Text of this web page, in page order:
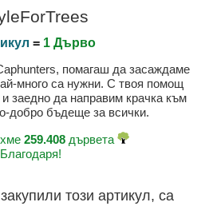
= 1 Дърво
помагаш да засаждаме
много са нужни. С твоя помощ
заедно да направим крачка към
добро бъдеще за всички.
259.408 дървета
Благодаря!
този артикул, са